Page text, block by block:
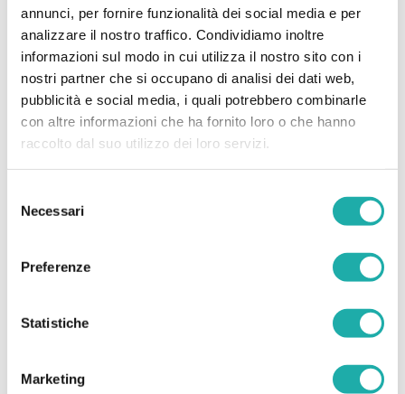
annunci, per fornire funzionalità dei social media e per
analizzare il nostro traffico. Condividiamo inoltre
informazioni sul modo in cui utilizza il nostro sito con i
nostri partner che si occupano di analisi dei dati web,
pubblicità e social media, i quali potrebbero combinarle
con altre informazioni che ha fornito loro o che hanno
raccolto dal suo utilizzo dei loro servizi.
delNecessari
Preferenze
Statistiche
Marketing
Articoli recenti
Siccità in Italia: intervista all'ingegnera Sara Serritella
Giocare d'anticipo sulla siccità: intervista a Fabio Costantini
Salasaca: missione compiuta con Brunello Cucinelli!
TAGS
Community